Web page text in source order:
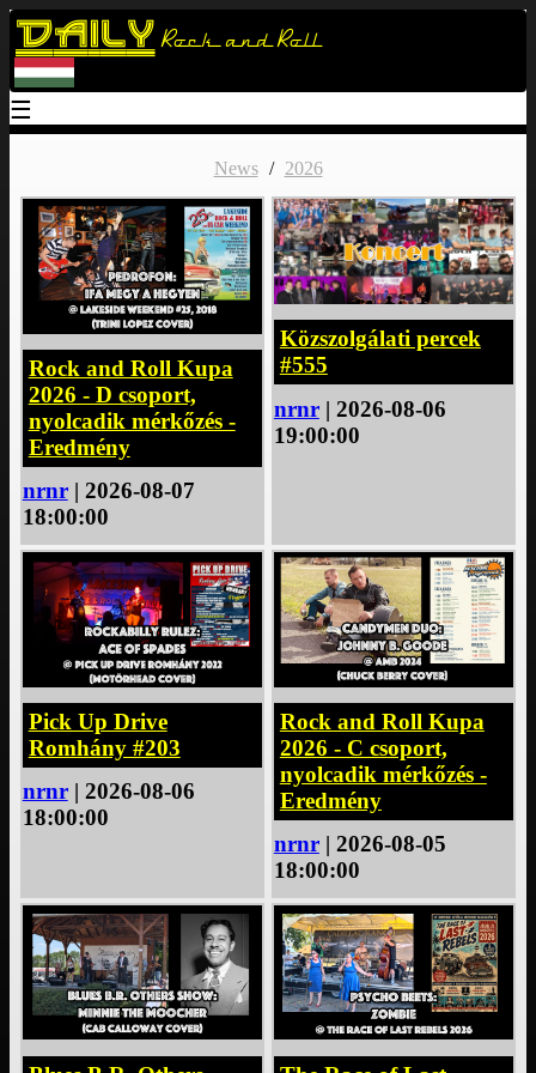
Daily Rock and Roll
☰
News / 2026
Rock and Roll Kupa
2026 - D csoport,
nyolcadik mérkőzés -
Eredmény
nrnr| 2026-08-07
18:00:00
Közszolgálati percek
#555
nrnr| 2026-08-06
19:00:00
Pick Up Drive
Romhány #203
nrnr| 2026-08-06
18:00:00
Rock and Roll Kupa
2026 - C csoport,
nyolcadik mérkőzés -
Eredmény
nrnr| 2026-08-05
18:00:00